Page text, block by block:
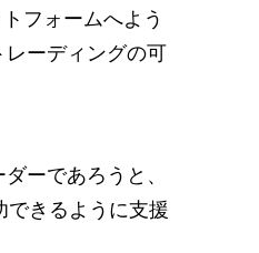
フォームへよう
ーディングの可
ーであろうと、
きるように支援